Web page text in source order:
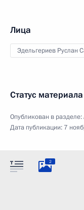
Лица
Эдельгериев Руслан
Статус материала
Опубликован в разделе:
Дата публикации: 7
2